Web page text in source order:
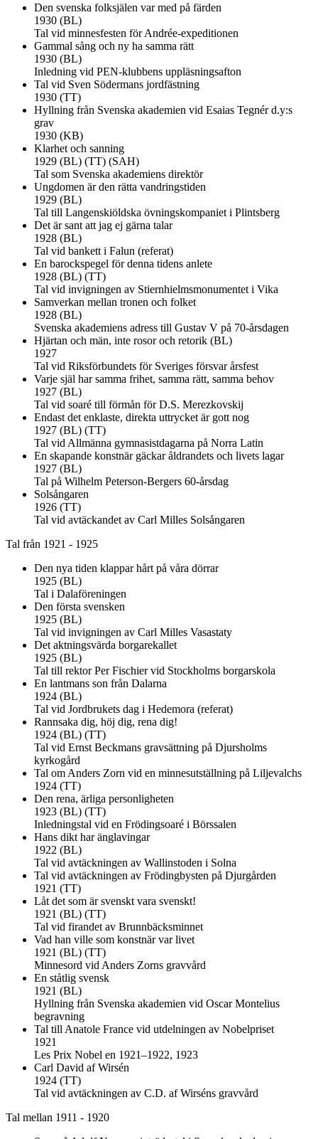
Den svenska folksjälen var med på färden
1930 (BL)
Tal vid minnesfesten för Andrée-expeditionen
Gammal sång och ny ha samma rätt
1930 (BL)
Inledning vid PEN-klubbens uppläsningsafton
Tal vid Sven Södermans jordfästning
1930 (TT)
Hyllning från Svenska akademien vid Esaias Tegnér d.y:s
grav
1930 (KB)
Klarhet och sanning
1929 (BL) (TT) (SAH)
Tal som Svenska akademiens direktör
Ungdomen är den rätta vandringstiden
1929 (BL)
Tal till Langenskiöldska övningskompaniet i Plintsberg
Det är sant att jag ej gärna talar
1928 (BL)
Tal vid bankett i Falun (referat)
En barockspegel för denna tidens anlete
1928 (BL) (TT)
Tal vid invigningen av Stiernhielmsmonumentet i Vika
Samverkan mellan tronen och folket
1928 (BL)
Svenska akademiens adress till Gustav V på 70-årsdagen
Hjärtan och män, inte rosor och retorik (BL)
1927
Tal vid Riksförbundets för Sveriges försvar årsfest
Varje själ har samma frihet, samma rätt, samma behov
1927 (BL)
Tal vid soaré till förmån för D.S. Merezkovskij
Endast det enklaste, direkta uttrycket är gott nog
1927 (BL) (TT)
Tal vid Allmänna gymnasistdagarna på Norra Latin
En skapande konstnär gäckar åldrandets och livets lagar
1927 (BL)
Tal på Wilhelm Peterson-Bergers 60-årsdag
Solsångaren
1926 (TT)
Tal vid avtäckandet av Carl Milles Solsångaren
Tal från 1921 - 1925
Den nya tiden klappar hårt på våra dörrar
1925 (BL)
Tal i Dalaföreningen
Den första svensken
1925 (BL)
Tal vid invigningen av Carl Milles Vasastaty
Det aktningsvärda borgarekallet
1925 (BL)
Tal till rektor Per Fischier vid Stockholms borgarskola
En lantmans son från Dalarna
1924 (BL)
Tal vid Jordbrukets dag i Hedemora (referat)
Rannsaka dig, höj dig, rena dig!
1924 (BL) (TT)
Tal vid Ernst Beckmans gravsättning på Djursholms
kyrkogård
Tal om Anders Zorn vid en minnesutställning på Liljevalchs
1924 (TT)
Den rena, ärliga personligheten
1923 (BL) (TT)
Inledningstal vid en Frödingsoaré i Börssalen
Hans dikt har änglavingar
1922 (BL)
Tal vid avtäckningen av Wallinstoden i Solna
Tal vid avtäckningen av Frödingbysten på Djurgården
1921 (TT)
Låt det som är svenskt vara svenskt!
1921 (BL) (TT)
Tal vid firandet av Brunnbäcksminnet
Vad han ville som konstnär var livet
1921 (BL) (TT)
Minnesord vid Anders Zorns gravvård
En ståtlig svensk
1921 (BL)
Hyllning från Svenska akademien vid Oscar Montelius
begravning
Tal till Anatole France vid utdelningen av Nobelpriset
1921
Les Prix Nobel en 1921–1922, 1923
Carl David af Wirsén
1924 (TT)
Tal vid avtäckningen av C.D. af Wirséns gravvård
Tal mellan 1911 - 1920